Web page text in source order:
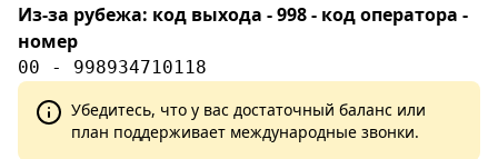
Из-за рубежа: код выхода - 998 - код оператора -
номер
00 - 998934710118
Убедитесь, что у вас достаточный баланс или
план поддерживает международные звонки.